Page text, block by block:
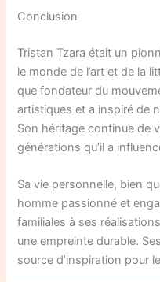
Conclusion
Tristan Tzara était un
le monde de l’art et de la
que fondateur du
artistiques et a inspiré de
Son héritage continue de
générations qu’il a
Sa vie personnelle, bien
homme passionné et
familiales à ses
une empreinte durable.
source d’inspiration pour